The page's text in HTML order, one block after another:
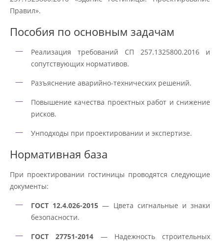
Правил».
Пособия по основным задачам
Реализация требований СП 257.1325800.2016 и
сопутствующих нормативов.
Разъяснение аварийно-технических решений.
Повышение качества проектных работ и снижение
рисков.
Унподходы при проектировании и экспертизе.
Нормативная база
При проектировании гостиницы проводятся следующие
документы:
ГОСТ 12.4.026-2015 — Цвета сигнальные и знаки
безопасности.
ГОСТ 27751-2014 — Надежность строительных